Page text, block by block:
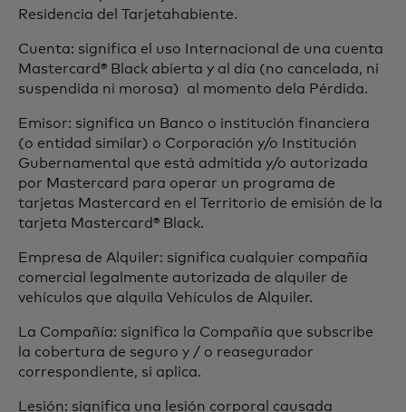
Residencia del Tarjetahabiente.
Cuenta: significa el uso Internacional de una cuenta
Mastercard® Black abierta y al día (no cancelada, ni
suspendida ni morosa) al momento dela Pérdida.
Emisor: significa un Banco o institución financiera
(o entidad similar) o Corporación y/o Institución
Gubernamental que está admitida y/o autorizada
por Mastercard para operar un programa de
tarjetas Mastercard en el Territorio de emisión de la
tarjeta Mastercard® Black.
Empresa de Alquiler: significa cualquier compañía
comercial legalmente autorizada de alquiler de
vehículos que alquila Vehículos de Alquiler.
La Compañía: significa la Compañía que subscribe
la cobertura de seguro y / o reasegurador
correspondiente, si aplica.
Lesión: significa una lesión corporal causada